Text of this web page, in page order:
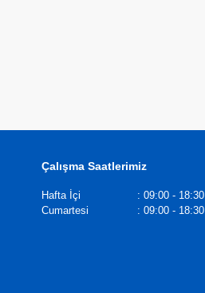
Çalışma Saatlerimiz
Hafta İçi : 09:00 - 18:30
Cumartesi
: 09:00 - 18:30